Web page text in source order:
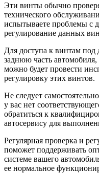
Эти винты обычно
технического
испытываете проблемы с
регулирование данных
Для доступа к винтам под
заднюю часть автомобиля,
можно будет провести
регулировку этих винтов.
Не следует
у вас нет
обратиться к
автосервису для
Регулярная проверка и
поможет поддерживать
системе вашего
ее нормальное